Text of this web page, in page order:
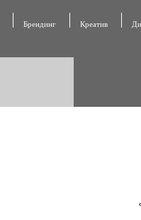
Брендинг Креатив